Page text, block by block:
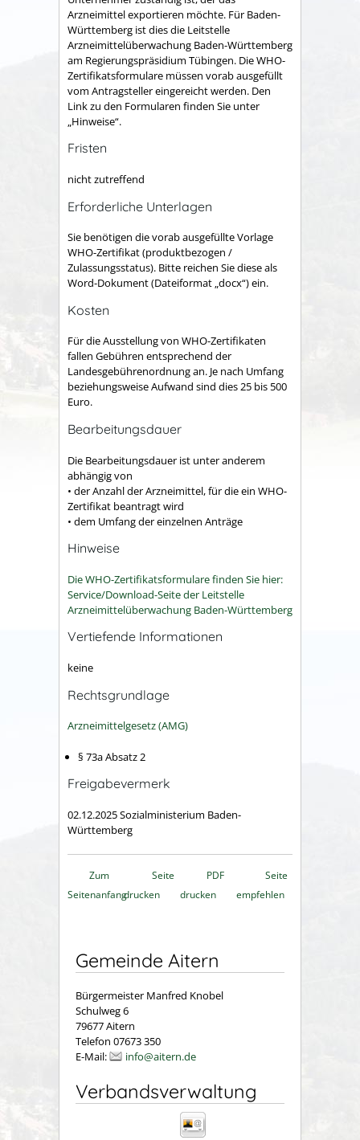
Arzneimittelexportieren möchte. Für Baden-
Württemberg ist dies die Leitstelle
Arzneimittelüberwachung Baden-Württemberg
am Regierungspräsidium Tübingen. Die WHO-
Zertifikatsformulare müssen vorab ausgefüllt
vom Antragsteller eingereicht werden. Den
Link zu den Formularen finden Sie unter
„Hinweise“.
Fristen
nicht zutreffend
Erforderliche Unterlagen
Sie benötigen die vorab ausgefüllte Vorlage
WHO-Zertifikat (produktbezogen /
Zulassungsstatus). Bitte reichen Sie diese als
Word-Dokument (Dateiformat „docx“) ein.
Kosten
Für die Ausstellung von WHO-Zertifikaten
fallen Gebühren entsprechend der
Landesgebührenordnung an. Je nach Umfang
beziehungsweise Aufwand sind dies 25 bis 500
Euro.
Bearbeitungsdauer
Die Bearbeitungsdauer ist unter anderem
abhängig von
• der Anzahl der Arzneimittel, für die ein WHO-
Zertifikat beantragt wird
• dem Umfang der einzelnen Anträge
Hinweise
Die WHO-Zertifikatsformulare finden Sie hier:
Service/Download-Seite der Leitstelle
Arzneimittelüberwachung Baden-Württemberg
Vertiefende Informationen
keine
Rechtsgrundlage
Arzneimittelgesetz (AMG)
§ 73a Absatz 2
Freigabevermerk
02.12.2025 Sozialministerium Baden-
Württemberg
Zum
Seitenanfang
Seite
drucken
PDF
drucken
Seite
empfehlen
Gemeinde Aitern
Bürgermeister Manfred Knobel
Schulweg 6
79677 Aitern
Telefon 07673 350
E-Mail:
info@aitern.de
Verbandsverwaltung